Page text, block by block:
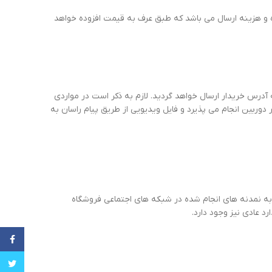
هزینه ارسال می باشد که طبق عرف به قیمت افزوده خواهد
خریدار ارسال خواهد گردید. لازم به ذکر است در مواردی
انجام می پذیرد و فایل ویدیویی از طریق پیام راسان به
نمدنه های انجام شده در شبکه های اجتماعی فروشگاه
عادی نیز وجود دارد.